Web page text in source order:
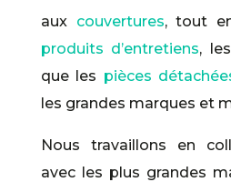
aux couvertures, tout
produits d’entretiens, les
que les pièces
les grandes marques et
Nous travaillons en
avec les plus grandes